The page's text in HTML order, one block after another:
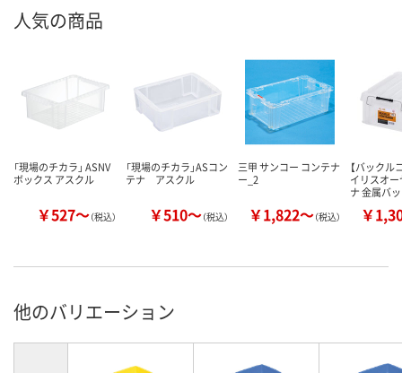
人気の商品
「現場のチカラ」 ASNV
ボックス アスクル
￥527～（税込）
「現場のチカラ」ASコン
テナ アスクル
￥510～（税込）
三甲 サンコー コンテナ
ー_2
￥1,822～（税込）
【バックル
イリスオ
ナ 金属バ
￥
他のバリエーション